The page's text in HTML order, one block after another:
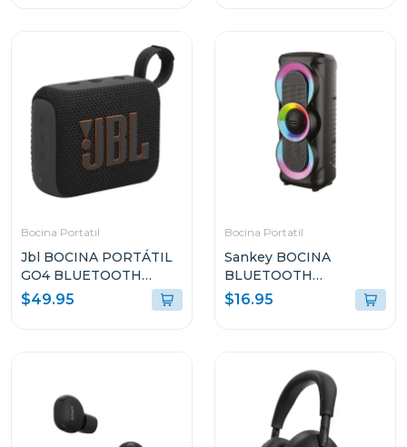
Bocina Portatil
Jbl BOCINA PORTÁTIL
GO4 BLUETOOTH
NEGRO RESISTENTE
AL AGUA Y POLVO GO4
$49.95
Bocina Portatil
Sankey BOCINA
BLUETOOTH
PORTATIL 10W
4DCD101
$16.95